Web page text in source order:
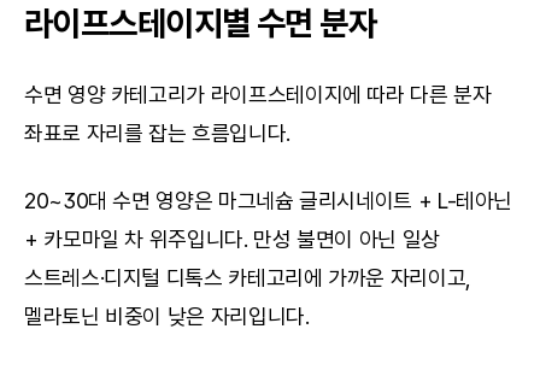
라이프스테이지별 수면 분자
수면 영양 카테고리가 라이프스테이지에 따라 다른 분자
좌표로 자리를 잡는 흐름입니다.
20~30대 수면 영양은 마그네슘 글리시네이트 + L-테아닌
+ 카모마일 차 위주입니다. 만성 불면이 아닌 일상
스트레스·디지털 디톡스 카테고리에 가까운 자리이고,
멜라토닌 비중이 낮은 자리입니다.